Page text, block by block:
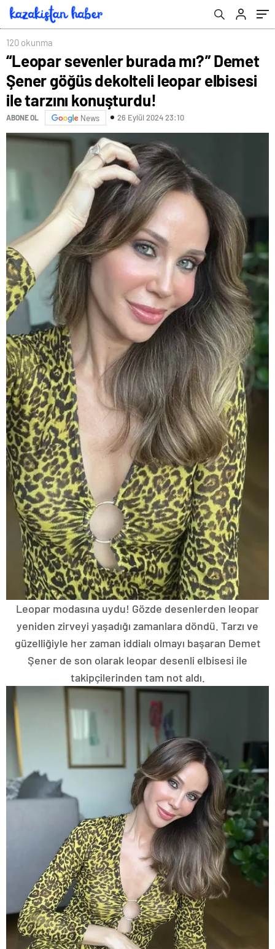
konuşturdu!
120 okunma
“Leopar sevenler burada mı?” Demet
Şener göğüs dekolteli leopar elbisesi
ile tarzını konuşturdu!
ABONE OL News 26 Eylül 2024 23:10
Leopar modasına uydu! Gözde desenlerden leopar
yeniden zirveyi yaşadığı zamanlara döndü. Tarzı ve
güzelliğiyle her zaman iddialı olmayı başaran Demet
Şener de son olarak leopar desenli elbisesi ile
takipçilerinden tam not aldı.
anlar…